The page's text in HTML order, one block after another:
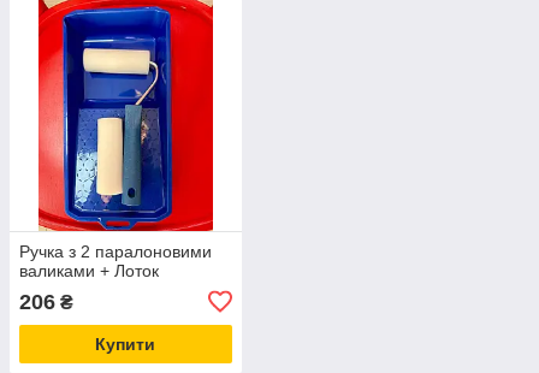
Ручка з 2 паралоновими
валиками + Лоток
206 ₴
Купити